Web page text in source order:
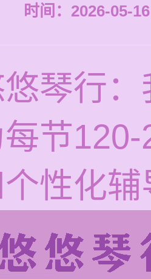
时间：2026-05-
琴行
节
性化辅